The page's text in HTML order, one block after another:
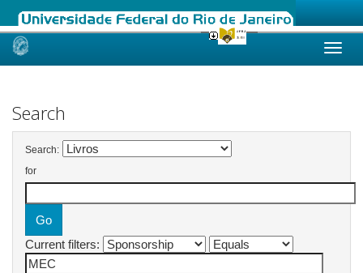
Skip
Search
Search:
for
Current filters: